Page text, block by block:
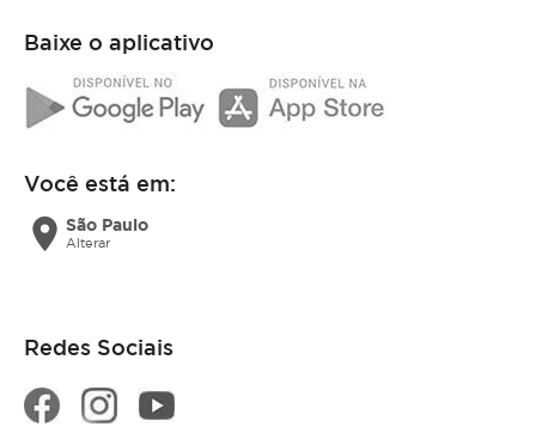
Baixe o aplicativo
Você está em:
location_on São Paulo
Alterar
Redes Sociais